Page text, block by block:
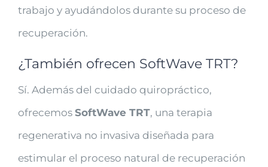
trabajo y ayudándolos durante su proceso de
recuperación.
¿También ofrecen SoftWave TRT?
Sí. Además del cuidado quiropráctico,
ofrecemos SoftWave TRT, una terapia
regenerativa no invasiva diseñada para
estimular el proceso natural de recuperación